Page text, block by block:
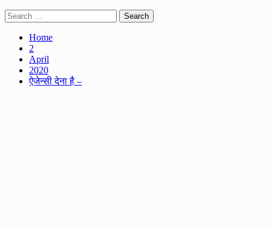
Search
for:
Home
2
April
2020
ऐजेन्सी देना है –